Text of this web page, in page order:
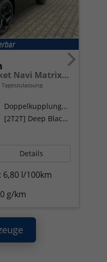
R-Line Black Style Paket Navi Matrix-LED ACC
Doppelkupplungsgetriebe (DSG)
[2T2T] Deep Black Perleffekt
Details
6,80 l/100km
g/km